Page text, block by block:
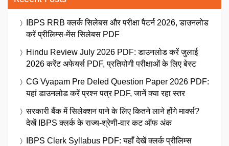
IBPS RRB क्लर्क सिलेबस और परीक्षा पैटर्न 2026, डाउनलोड
करें प्रीलिम्स-मेंस सिलेबस PDF
Hindu Review July 2026 PDF: डाउनलोड करें जुलाई
2026 करेंट अफेयर्स PDF, प्रतियोगी परीक्षाओं के लिए बेस्ट
CG Vyapam Pre Deled Question Paper 2026 PDF:
यहां डाउनलोड करें प्रश्न पत्र PDF, जानें क्या रहा स्तर
सरकारी बैंक में सिलेक्शन पाने के लिए कितने लाने होंगे मार्क्स?
देखें IBPS क्लर्क के राज्य-श्रेणी-वार कट ऑफ अंक
IBPS Clerk Syllabus PDF: यहाँ देखें क्लर्क प्रीलिम्स